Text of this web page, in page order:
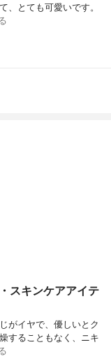
、とても可愛いです。
スキンケアアイテ
がイヤで、優しいとク
することもなく、ニキ